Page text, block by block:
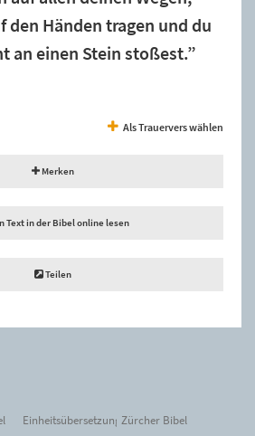
den Händen tragen und du
an einen Stein stoßest.”
Als Trauervers wählen
Merken
Text in der Bibel online lesen
Teilen
Einheitsübersetzung Zürcher Bibel